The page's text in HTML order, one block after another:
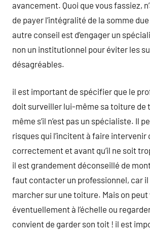
avancement. Quoi que vous fassiez,
de payer l’intégralité de la somme due
autre conseil est d’engager un
non un institutionnel pour éviter les
désagréables.
il est important de spécifier que le
doit surveiller lui-même sa toiture de
même s’il n’est pas un spécialiste. Il
risques qui l’incitent à faire intervenir
correctement et avant qu’il ne soit
il est grandement déconseillé de
faut contacter un professionnel, car
marcher sur une toiture. Mais on
éventuellement à l’échelle ou
convient de garder son toit ! il est